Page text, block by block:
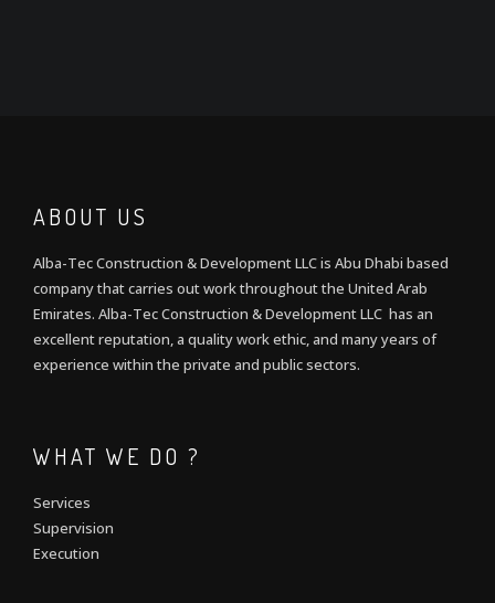
ABOUT US
Alba-Tec Construction & Development LLC is Abu Dhabi based
company that carries out work throughout the United Arab
Emirates. Alba-Tec Construction & Development LLC has an
excellent reputation, a quality work ethic, and many years of
experience within the private and public sectors.
WHAT WE DO ?
Services
Supervision
Execution